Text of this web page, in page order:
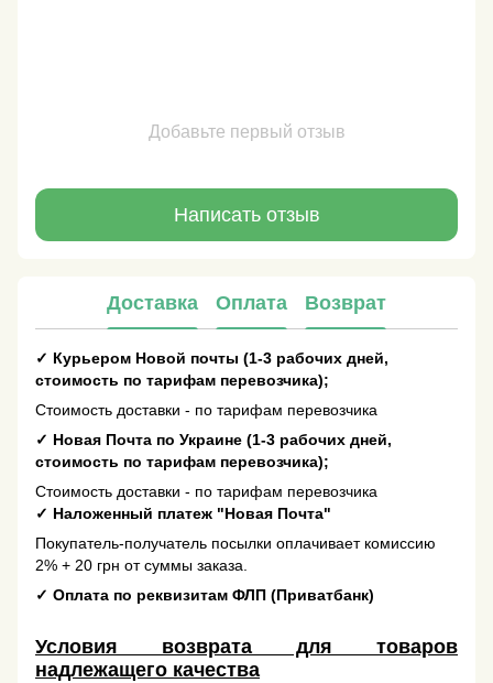
Добавьте первый отзыв
Написать отзыв
Доставка Оплата Возврат
✓ Курьером Новой почты (1-3 рабочих дней,
стоимость по тарифам перевозчика);
Стоимость доставки - по тарифам перевозчика
✓ Новая Почта по Украине (1-3 рабочих дней,
стоимость по тарифам перевозчика);
Стоимость доставки - по тарифам перевозчика
✓ Наложенный платеж "Новая Почта"
Покупатель-получатель посылки оплачивает комиссию
2% + 20 грн от суммы заказа.
✓ Оплата по реквизитам ФЛП (Приватбанк)
Условия возврата для товаров
надлежащего качества